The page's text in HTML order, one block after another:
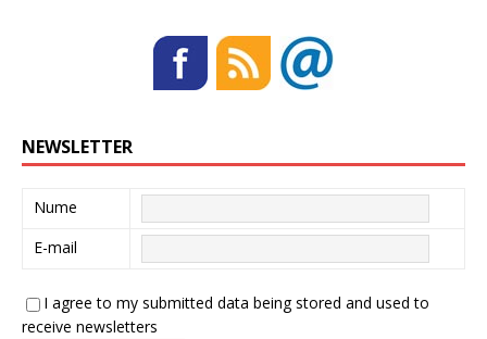
NEWSLETTER
Nume
E-mail
I agree to my submitted data being stored and used to
receive newsletters